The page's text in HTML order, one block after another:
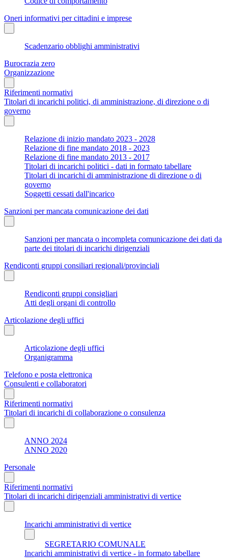
Oneri informativi per cittadini e imprese
Scadenzario obblighi amministrativi
Burocrazia zero
Organizzazione
Riferimenti normativi
Titolari di incarichi politici, di amministrazione, di direzione o di
governo
Relazione di inizio mandato 2023 - 2028
Relazione di fine mandato 2018 - 2023
Relazione di fine mandato 2013 - 2017
Titolari di incarichi politici - dati in formato tabellare
Titolari di incarichi di amministrazione di direzione o di
governo
Soggetti cessati dall'incarico
Sanzioni per mancata comunicazione dei dati
Sanzioni per mancata o incompleta comunicazione dei dati da
parte dei titolari di incarichi dirigenziali
Rendiconti gruppi consiliari regionali/provinciali
Rendiconti gruppi consigliari
Atti degli organi di controllo
Articolazione degli uffici
Articolazione degli uffici
Organigramma
Telefono e posta elettronica
Consulenti e collaboratori
Riferimenti normativi
Titolari di incarichi di collaborazione o consulenza
ANNO 2024
ANNO 2020
Personale
Riferimenti normativi
Titolari di incarichi dirigenziali amministrativi di vertice
Incarichi amministrativi di vertice
SEGRETARIO COMUNALE
Incarichi amministrativi di vertice - in formato tabellare